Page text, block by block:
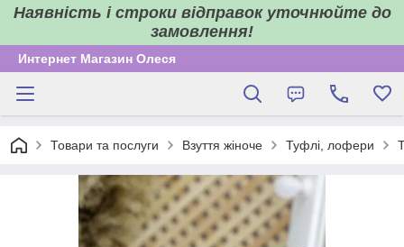
Наявність і строки відправок уточнюйте до
замовлення!
Интернет Магазин Олеся
Товари та послуги Взуття жіноче Туфлі, лофери